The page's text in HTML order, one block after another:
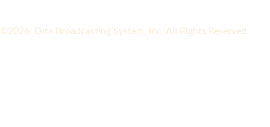
©2026 Oita Broadcasting System, Inc. All Rights Reserved.